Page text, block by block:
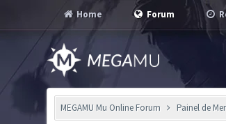
Home Forum
MEGAMU Mu Online Forum Painel de